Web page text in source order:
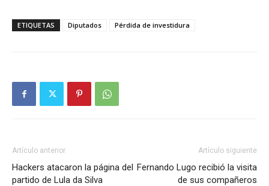
ETIQUETAS Diputados Pérdida de investidura
Artículo anterior
Hackers atacaron la página del
partido de Lula da Silva
Artículo siguiente
Fernando Lugo recibió la visita
de sus compañeros